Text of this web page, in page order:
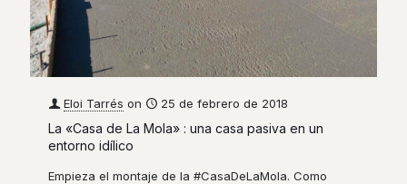
Eloi Tarrés on 25 de febrero de 2018
La «Casa de La Mola» : una casa pasiva en un
entorno idílico
Empieza el montaje de la #CasaDeLaMola. Como